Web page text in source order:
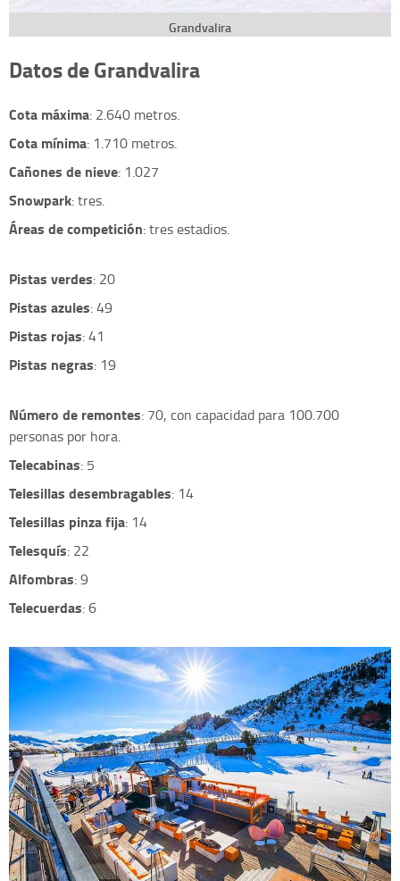
Grandvalira
Datos de Grandvalira
Cota máxima: 2.640 metros.
Cota mínima: 1.710 metros.
Cañones de nieve: 1.027
Snowpark: tres.
Áreas de competición: tres estadios.
Pistas verdes: 20
Pistas azules: 49
Pistas rojas: 41
Pistas negras: 19
Número de remontes: 70, con capacidad para 100.700
personas por hora.
Telecabinas: 5
Telesillas desembragables: 14
Telesillas pinza fija: 14
Telesquís: 22
Alfombras: 9
Telecuerdas: 6